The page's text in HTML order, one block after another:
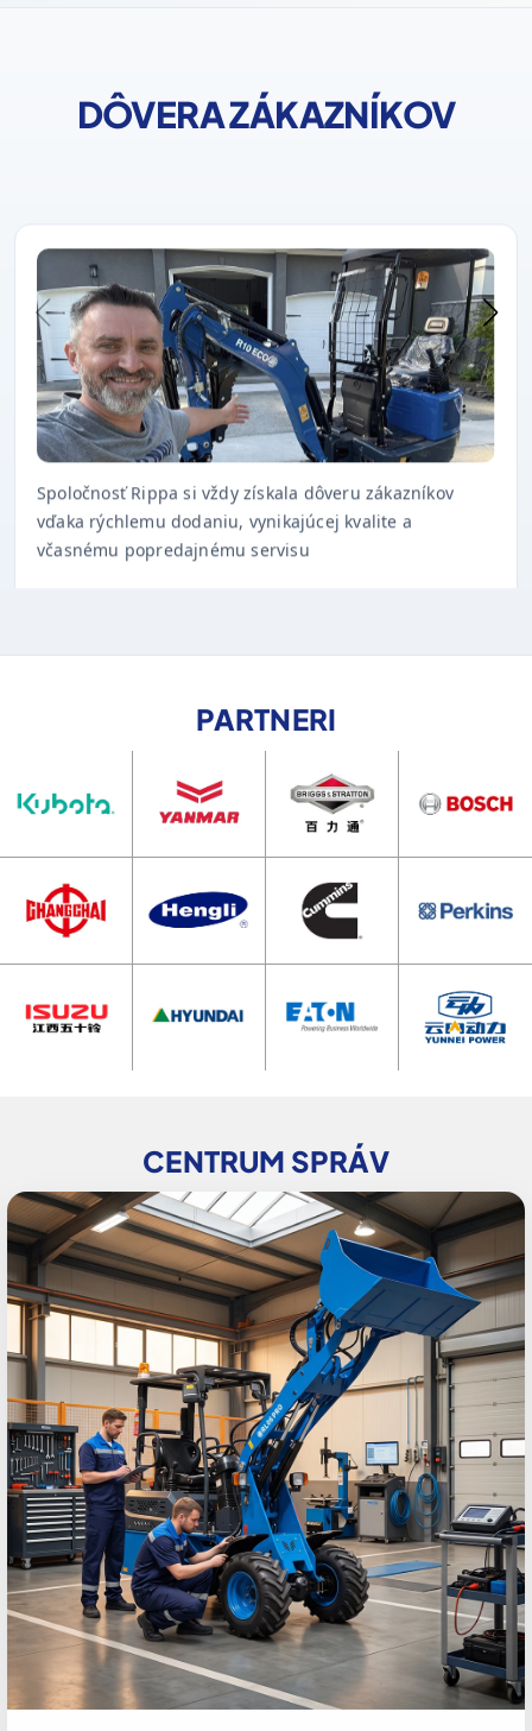
DÔVERA ZÁKAZNÍKOV
Spoločnosť Rippa si vždy získala dôveru zákazníkov
vďaka rýchlemu dodaniu, vynikajúcej kvalite a
včasnému popredajnému servisu
PARTNERI
CENTRUM SPRÁV